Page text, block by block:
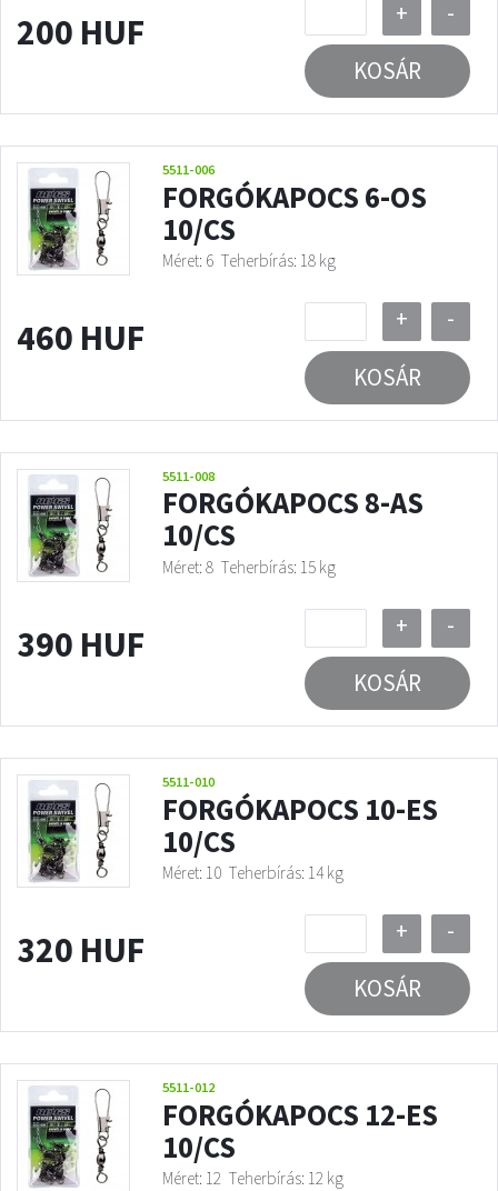
200 HUF +
-
KOSÁR
5511-006
FORGÓKAPOCS 6-OS
10/CS
Méret: 6 Teherbírás: 18 kg
460 HUF +
-
KOSÁR
5511-008
FORGÓKAPOCS 8-AS
10/CS
Méret: 8 Teherbírás: 15 kg
390 HUF +
-
KOSÁR
5511-010
FORGÓKAPOCS 10-ES
10/CS
Méret: 10 Teherbírás: 14 kg
320 HUF +
-
KOSÁR
5511-012
FORGÓKAPOCS 12-ES
10/CS
Méret: 12 Teherbírás: 12 kg